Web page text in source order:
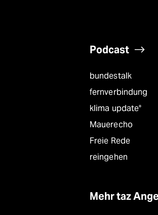
Podcast
bundestalk
fernverbindung
klima update°
Mauerecho
Freie Rede
reingehen
Mehr taz